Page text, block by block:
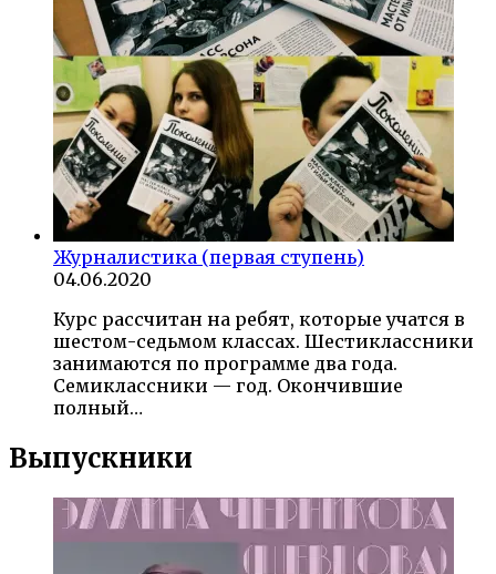
Журналистика (первая ступень)
04.06.2020
Курс рассчитан на ребят, которые учатся в
шестом-седьмом классах. Шестиклассники
занимаются по программе два года.
Семиклассники — год. Окончившие
полный…
Выпускники